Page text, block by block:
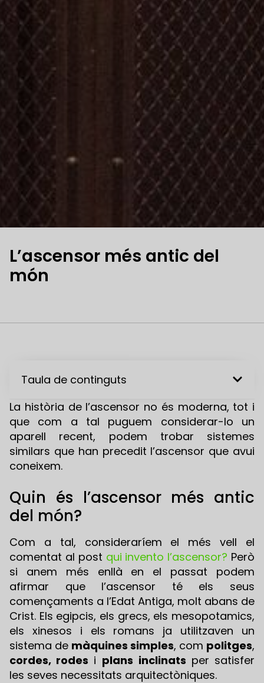
L’ascensor més antic del
món
Taula de continguts
La història de l’ascensor no és moderna, tot i
que com a tal puguem considerar-lo un
aparell recent, podem trobar sistemes
similars que han precedit l’ascensor que avui
coneixem.
Quin és l’ascensor més antic
del món?
Com a tal, consideraríem el més vell el
comentat al post qui invento l’ascensor? Però
si anem més enllà en el passat podem
afirmar que l’ascensor té els seus
començaments a l’Edat Antiga, molt abans de
Crist. Els egipcis, els grecs, els mesopotamics,
els xinesos i els romans ja utilitzaven un
sistema de màquines simples, com politges,
cordes, rodes i plans inclinats per satisfer
les seves necessitats arquitectòniques.